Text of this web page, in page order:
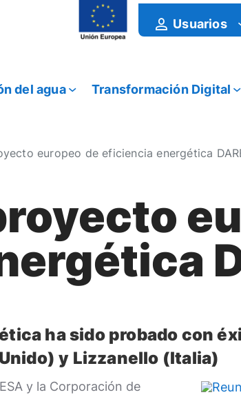
Usuarios
del agua Transformación Digital
europeo de eficiencia energética
ha sido probado con
y Lizzanello (Italia)
y la Corporación de